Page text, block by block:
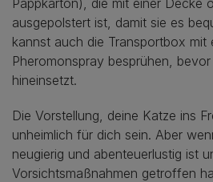
ausgepolstert ist, damit sie es
kannst auch die Transportbox mit
Pheromonspray besprühen,
hineinsetzt.
Die Vorstellung, deine Katze ins
unheimlich für dich sein. Aber
neugierig und abenteuerlustig ist
Vorsichtsmaßnahmen getroffen